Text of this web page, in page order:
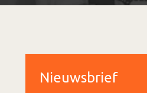
Nieuwsbrief